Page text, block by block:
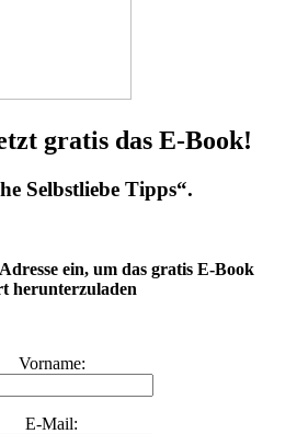
gratis das E-Book!
Selbstliebe Tipps“.
ein, um das gratis E-Book
herunterzuladen
Vorname:
E-Mail: